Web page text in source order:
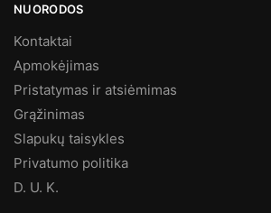
NUORODOS
Kontaktai
Apmokėjimas
Pristatymas ir atsiėmimas
Grąžinimas
Slapukų taisykles
Privatumo politika
D. U. K.